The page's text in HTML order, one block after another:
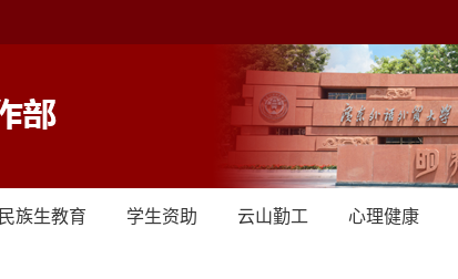
民族生教育 学生资助 云山勤工 心理健康